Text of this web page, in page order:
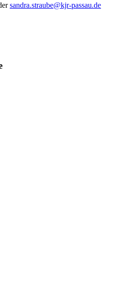
sandra.straube@kjr-passau.de